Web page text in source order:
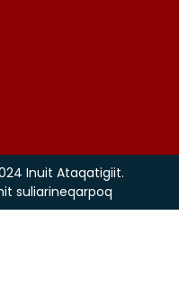
Inuit Ataqatigiit.
suliarineqarpoq